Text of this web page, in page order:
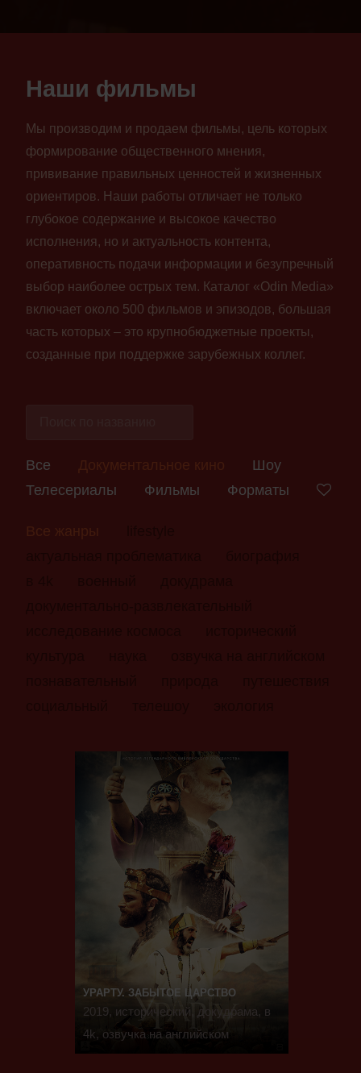
Наши фильмы
Мы производим и продаем фильмы, цель которых
формирование общественного мнения,
прививание правильных ценностей и жизненных
ориентиров. Наши работы отличает не только
глубокое содержание и высокое качество
исполнения, но и актуальность контента,
оперативность подачи информации и безупречный
выбор наиболее острых тем. Каталог «Odin Media»
включает около 500 фильмов и эпизодов, большая
часть которых – это крупнобюджетные проекты,
созданные при поддержке зарубежных коллег.
Все Документальное кино
Шоу
Телесериалы
Фильмы Форматы
Все жанры
УРАРТУ. ЗАБЫТОЕ ЦАРСТВО
2019, исторический, докудрама, в
4k, озвучка на английском